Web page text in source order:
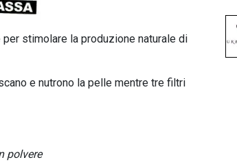
stimolare la produzione naturale di
e nutrono la pelle mentre tre filtri
polvere